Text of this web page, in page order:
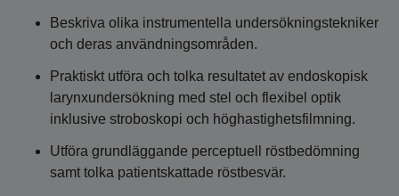
Beskriva olika instrumentella undersökningstekniker
och deras användningsområden.
Praktiskt utföra och tolka resultatet av endoskopisk
larynxundersökning med stel och flexibel optik
inklusive stroboskopi och höghastighetsfilmning.
Utföra grundläggande perceptuell röstbedömning
samt tolka patientskattade röstbesvär.